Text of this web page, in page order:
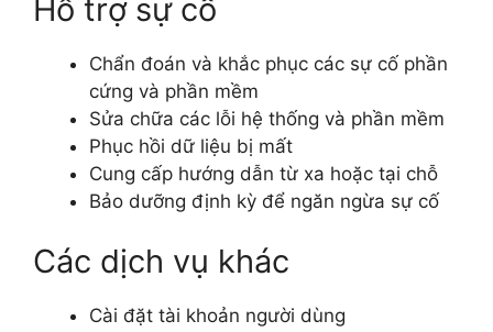
Hỗ trợ sự cố
Chẩn đoán và khắc phục các sự cố phần
cứng và phần mềm
Sửa chữa các lỗi hệ thống và phần mềm
Phục hồi dữ liệu bị mất
Cung cấp hướng dẫn từ xa hoặc tại chỗ
Bảo dưỡng định kỳ để ngăn ngừa sự cố
Các dịch vụ khác
Cài đặt tài khoản người dùng